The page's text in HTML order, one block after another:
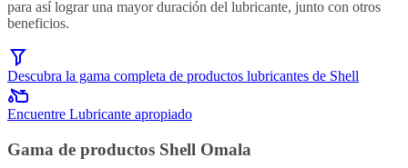
para así lograr una mayor duración del lubricante, junto con otros
beneficios.
Descubra la gama completa de productos lubricantes de Shell
Encuentre Lubricante apropiado
Gama de productos Shell Omala